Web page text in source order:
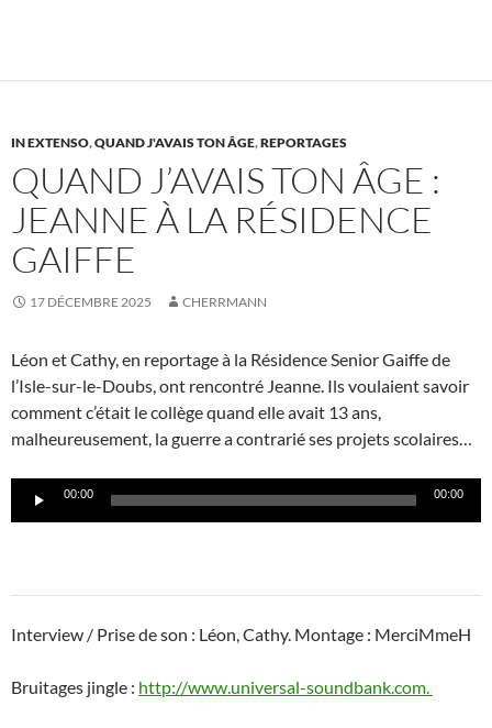
IN EXTENSO,QUAND J'AVAIS TON ÂGE,REPORTAGES
QUAND J’AVAIS TON ÂGE :
JEANNE À LA RÉSIDENCE
GAIFFE
17 DÉCEMBRE 2025 CHERRMANN
Léon et Cathy, en reportage à la Résidence Senior Gaiffe de
l’Isle-sur-le-Doubs, ont rencontré Jeanne. Ils voulaient savoir
comment c’était le collège quand elle avait 13 ans,
malheureusement, la guerre a contrarié ses projets scolaires…
Lecteur00:00 00:00
Interview / Prise de son : Léon, Cathy. Montage : MerciMmeH
Bruitages jingle : http://www.universal-soundbank.com.